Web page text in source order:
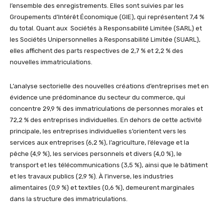
l’ensemble des enregistrements. Elles sont suivies par les
Groupements d’Intérêt Économique (GIE), qui représentent 7,4 %
du total. Quant aux Sociétés à Responsabilité Limitée (SARL) et
les Sociétés Unipersonnelles à Responsabilité Limitée (SUARL),
elles affichent des parts respectives de 2,7 % et 2,2 % des
nouvelles immatriculations.
L’analyse sectorielle des nouvelles créations d’entreprises met en
évidence une prédominance du secteur du commerce, qui
concentre 29,9 % des immatriculations de personnes morales et
72,2 % des entreprises individuelles. En dehors de cette activité
principale, les entreprises individuelles s’orientent vers les
services aux entreprises (6,2 %), l’agriculture, l’élevage et la
pêche (4,9 %), les services personnels et divers (4,0 %), le
transport et les télécommunications (3,5 %), ainsi que le bâtiment
et les travaux publics (2,9 %). À l’inverse, les industries
alimentaires (0,9 %) et textiles (0,6 %), demeurent marginales
dans la structure des immatriculations.